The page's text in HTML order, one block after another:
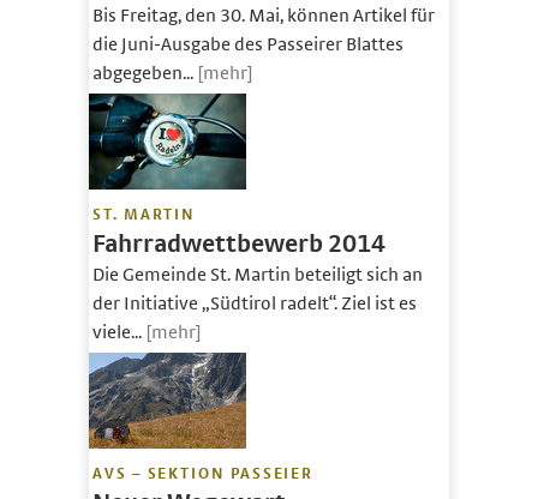
Bis Freitag, den 30. Mai, können Artikel für
die Juni-Ausgabe des Passeirer Blattes
abgegeben... [mehr]
ST. MARTIN
Fahrradwettbewerb 2014
Die Gemeinde St. Martin beteiligt sich an
der Initiative „Südtirol radelt“. Ziel ist es
viele... [mehr]
AVS – SEKTION PASSEIER